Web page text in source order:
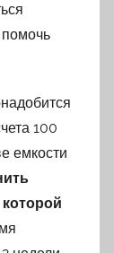
100
емкости